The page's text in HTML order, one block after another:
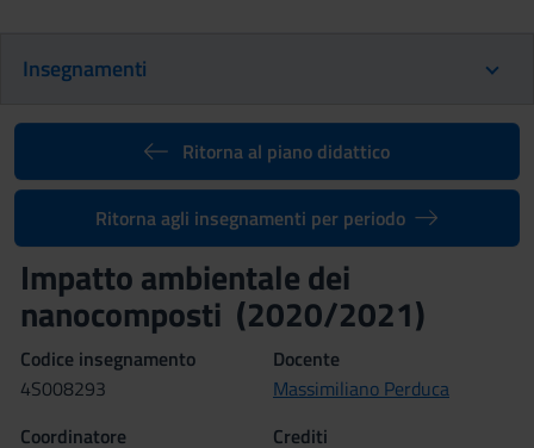
Insegnamenti
Ritorna al piano didattico
Ritorna agli insegnamenti per periodo
Impatto ambientale dei
nanocomposti (2020/2021)
Codice insegnamento
4S008293
Docente
Massimiliano Perduca
Coordinatore
Crediti